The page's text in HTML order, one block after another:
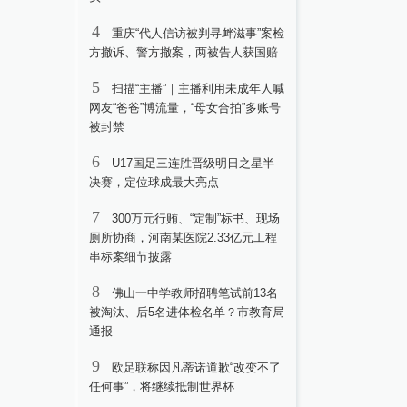
4
重庆“代人信访被判寻衅滋事”案检
方撤诉、警方撤案，两被告人获国赔
5
扫描“主播”｜主播利用未成年人喊
网友“爸爸”博流量，“母女合拍”多账号
被封禁
6
U17国足三连胜晋级明日之星半
决赛，定位球成最大亮点
7
300万元行贿、“定制”标书、现场
厕所协商，河南某医院2.33亿元工程
串标案细节披露
8
佛山一中学教师招聘笔试前13名
被淘汰、后5名进体检名单？市教育局
通报
9
欧足联称因凡蒂诺道歉“改变不了
任何事”，将继续抵制世界杯